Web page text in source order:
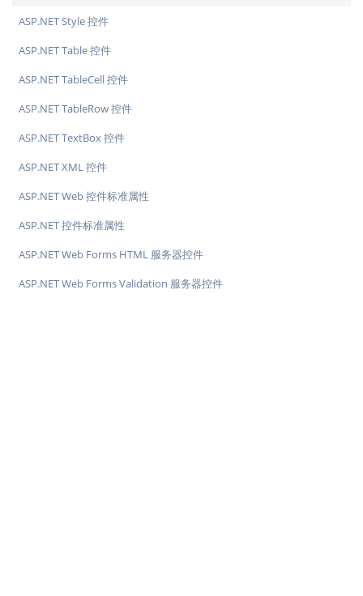
ASP.NET Style 控件
ASP.NET Table 控件
ASP.NET TableCell 控件
ASP.NET TableRow 控件
ASP.NET TextBox 控件
ASP.NET XML 控件
ASP.NET Web 控件标准属性
ASP.NET 控件标准属性
ASP.NET Web Forms HTML 服务器控件
ASP.NET Web Forms Validation 服务器控件